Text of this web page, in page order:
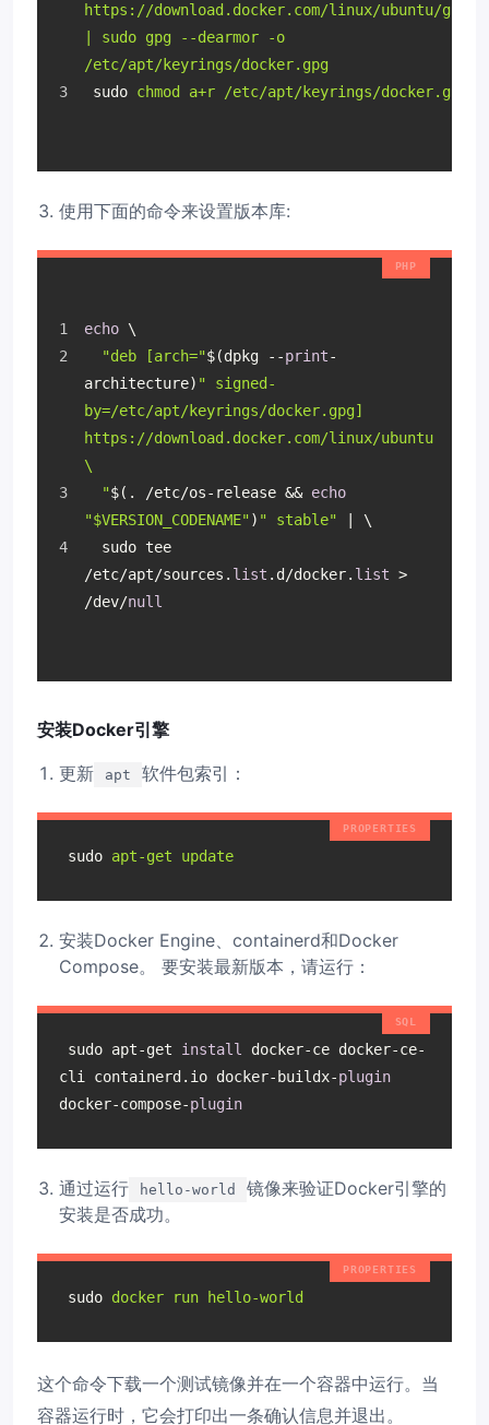
https://download.docker.com/linux/ubuntu/gpg
| sudo gpg --dearmor -o
/etc/apt/keyrings/docker.gpg
sudo chmod a+r /etc/apt/keyrings/docker.gpg
使用下面的命令来设置版本库:
echo \
"deb [arch="$(dpkg --print-
architecture) " signed-
by=/etc/apt/keyrings/docker.gpg]
https://download.docker.com/linux/ubuntu
\
  "
$(. /etc/os-release && echo
"$VERSION_CODENAME" ) " stable"
| \
/etc/apt/sources. list .d/docker. list >
/dev/null
安装Docker引擎
更新
apt 软件包索引：
sudo apt-get update
安装Docker Engine、containerd和Docker
Compose。 要安装最新版本，请运行：
sudo apt-get install docker-ce docker-ce-
cli containerd.io docker-buildx-plugin
docker-compose-plugin
通过运行 hello-world
镜像来验证Docker引擎的
安装是否成功。
sudo docker run hello-world
这个命令下载一个测试镜像并在一个容器中运行。当
容器运行时，它会打印出一条确认信息并退出。